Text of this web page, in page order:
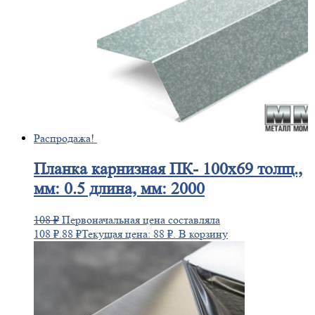
Распродажа!
Планкакарнизная ПК- 100х69 толщ.,
мм: 0.5 длина, мм: 2000
108₽ Первоначальная цена составляла
108 ₽. 88 ₽Текущая цена: 88 ₽. В корзину